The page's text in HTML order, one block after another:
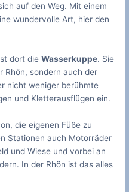
auf den Weg. Mit einem
wundervolle Art, hier den
dort dieWasserkuppe. Sie
Rhön, sondern auch der
nicht weniger berühmte
und Kletterausflügen ein.
die eigenen Füße zu
Stationen auch Motorräder
und Wiese und vorbei an
In der Rhön ist das alles